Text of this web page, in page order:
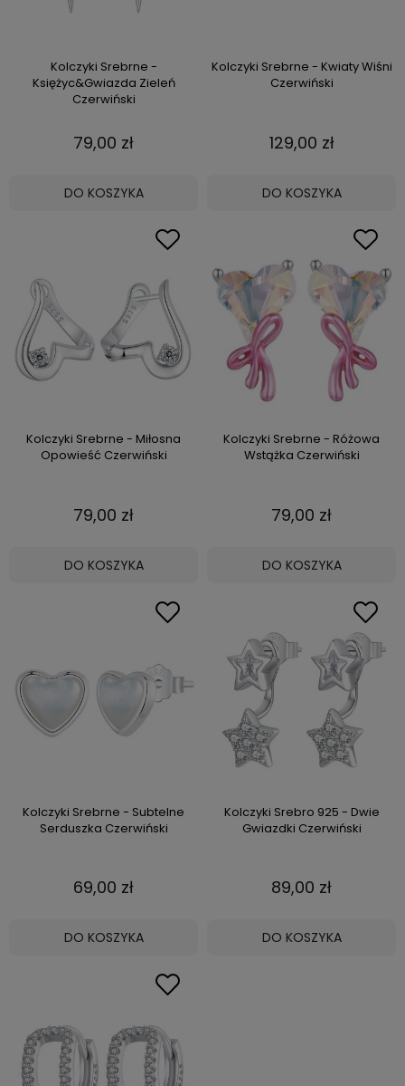
Kolczyki Srebrne -
Księżyc&Gwiazda Zieleń
Czerwiński
79,00 zł
DO KOSZYKA
Kolczyki Srebrne - Kwiaty Wiśni
Czerwiński
129,00 zł
DO KOSZYKA
Kolczyki Srebrne - Miłosna
Opowieść Czerwiński
79,00 zł
DO KOSZYKA
Kolczyki Srebrne - Różowa
Wstążka Czerwiński
79,00 zł
DO KOSZYKA
Kolczyki Srebrne - Subtelne
Serduszka Czerwiński
69,00 zł
DO KOSZYKA
Kolczyki Srebro 925 - Dwie
Gwiazdki Czerwiński
89,00 zł
DO KOSZYKA